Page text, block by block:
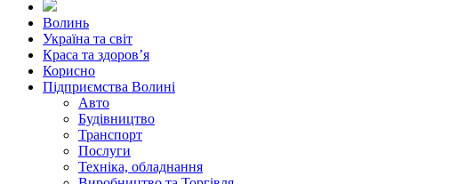
Волинь
Україна та світ
Краса та здоров’я
Корисно
Підприємства Волині
Авто
Будівництво
Транспорт
Послуги
Техніка, обладнання